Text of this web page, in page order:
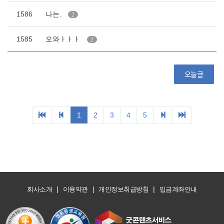
회사소개 | 이용약관 | 개인정보취급방침 | 입금계좌안내